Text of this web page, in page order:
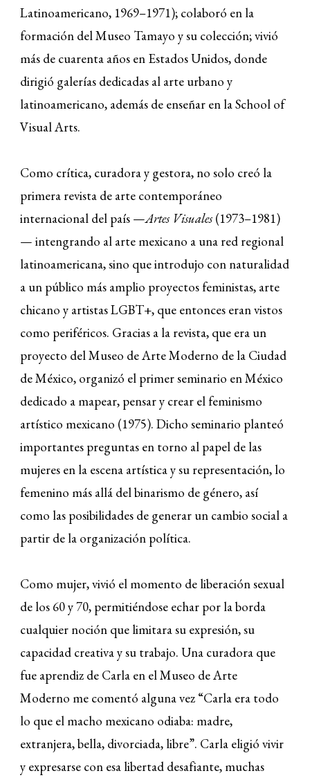
Latinoamericano, 1969–1971); colaboró en la
formación del Museo Tamayo y su colección; vivió
más de cuarenta años en Estados Unidos, donde
dirigió galerías dedicadas al arte urbano y
latinoamericano, además de enseñar en la School of
Visual Arts.
Como crítica, curadora y gestora, no solo creó la
primera revista de arte contemporáneo
internacional del país —Artes Visuales(1973–1981)
— intengrando al arte mexicano a una red regional
latinoamericana, sino que introdujo con naturalidad
a un público más amplio proyectos feministas, arte
chicano y artistas LGBT+, que entonces eran vistos
como periféricos. Gracias a la revista, que era un
proyecto del Museo de Arte Moderno de la Ciudad
de México, organizó el primer seminario en México
dedicado a mapear, pensar y crear el feminismo
artístico mexicano (1975). Dicho seminario planteó
importantes preguntas en torno al papel de las
mujeres en la escena artística y su representación, lo
femenino más allá del binarismo de género, así
como las posibilidades de generar un cambio social a
partir de la organización política.
Como mujer, vivió el momento de liberación sexual
de los 60 y 70, permitiéndose echar por la borda
cualquier noción que limitara su expresión, su
capacidad creativa y su trabajo. Una curadora que
fue aprendiz de Carla en el Museo de Arte
Moderno me comentó alguna vez “Carla era todo
lo que el macho mexicano odiaba: madre,
extranjera, bella, divorciada, libre”. Carla eligió vivir
y expresarse con esa libertad desafiante, muchas